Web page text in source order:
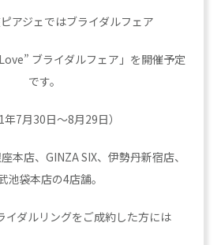
アジェではブライダルフェア
ブライダルフェア」を開催予定
です。
年7月30日～8月29日）
本店、GINZA SIX、伊勢丹新宿店、
池袋本店の4店舗。
イダルリングをご成約した方には